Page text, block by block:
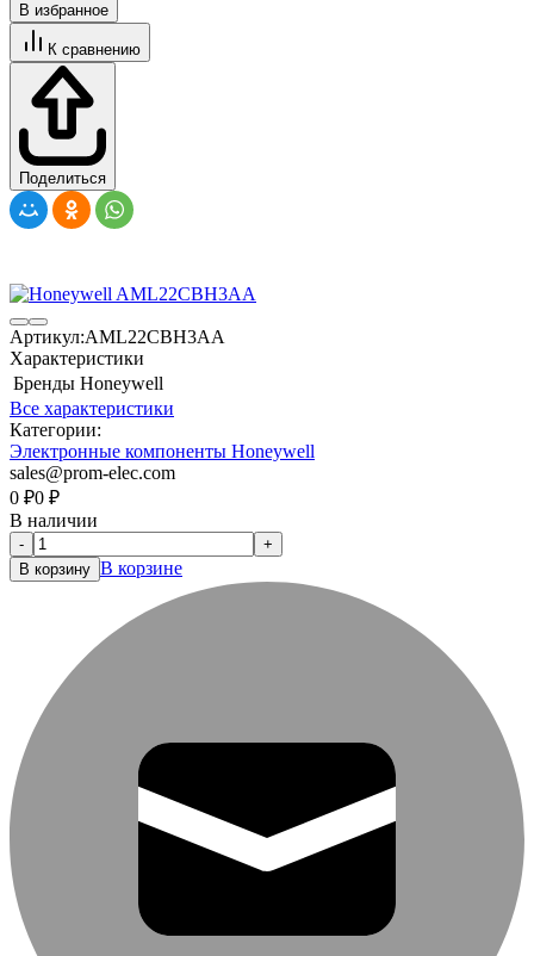
В избранное
К сравнению
Поделиться
Артикул:AML22CBH3AA
Характеристики
Бренды Honeywell
Все характеристики
Категории:
Электронные компоненты Honeywell
sales@prom-elec.com
0 ₽0 ₽
В наличии
-
+
В корзину В корзине